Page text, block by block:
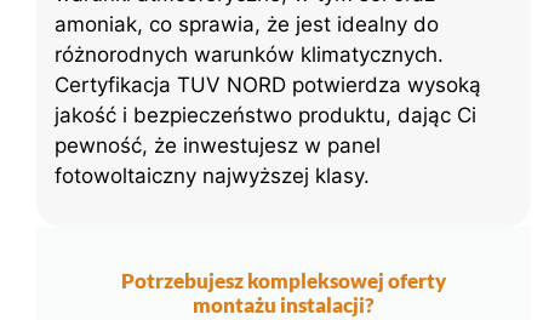
amoniak, co sprawia, że jest idealny do
różnorodnych warunków klimatycznych.
Certyfikacja TUV NORD potwierdza wysoką
jakość i bezpieczeństwo produktu, dając Ci
pewność, że inwestujesz w panel
fotowoltaiczny najwyższej klasy.
Potrzebujesz kompleksowej oferty
montażu instalacji?